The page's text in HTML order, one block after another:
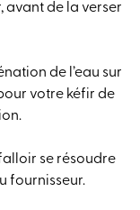
avant de la verser
de l’eau sur
votre kéfir de
falloir se résoudre
fournisseur.